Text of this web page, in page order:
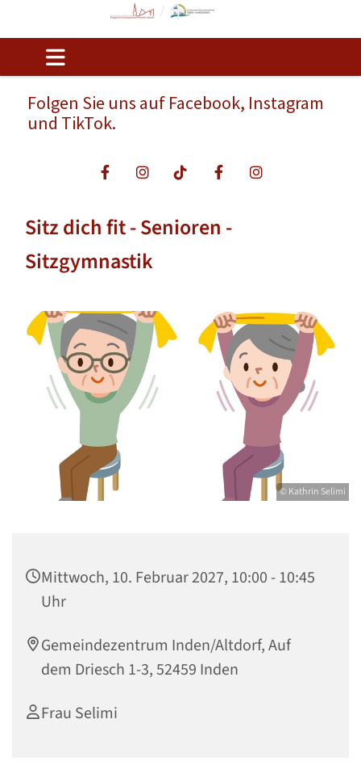
Folgen Sie uns auf Facebook, Instagram
und TikTok.
Sitz dich fit - Senioren -
Sitzgymnastik
© Kathrin Selimi
Mittwoch, 10. Februar 2027, 10:00 - 10:45
Uhr
Gemeindezentrum Inden/Altdorf, Auf
dem Driesch 1-3, 52459 Inden
Frau Selimi